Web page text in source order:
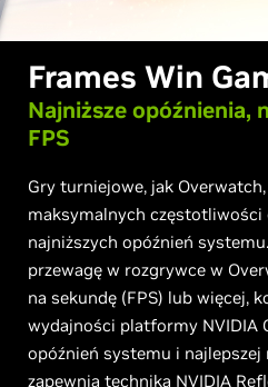
Frames Win
Najniższe opóźnienia,
FPS
Gry turniejowe, jak
maksymalnych częstotliwości
najniższych opóźnień
przewagę w rozgrywce w
na sekundę (FPS) lub więcej,
wydajności platformy NVIDIA
opóźnień systemu i
zapewnia technika NVIDIA